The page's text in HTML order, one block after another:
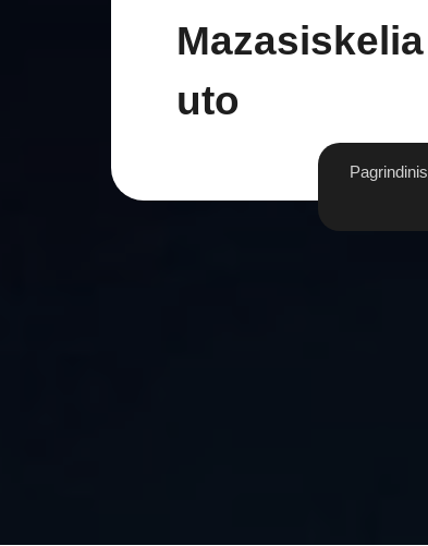
Mazasiskelia
Uto
Pagrindinis